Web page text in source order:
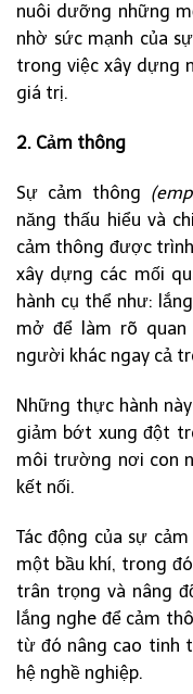
nuôi dưỡng những
nhờ sức mạnh của
trong việc xây dựng
giá trị.
2. Cảm thông
Sự cảm thông
năng thấu hiểu và
cảm thông được
xây dựng các mối
hành cụ thể như:
mở để làm rõ quan
người khác ngay cả
Những thực hành
giảm bớt xung đột
môi trường nơi con
kết nối.
Tác động của sự
một bầu khí, trong
trân trọng và nâng
lắng nghe để cảm
từ đó nâng cao tinh
hệ nghề nghiệp.